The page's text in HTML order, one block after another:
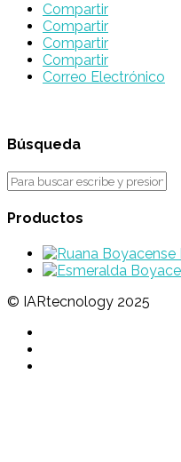
Compartir
Compartir
Compartir
Compartir
Correo Electrónico
Búsqueda
Productos
© IARtecnology 2025